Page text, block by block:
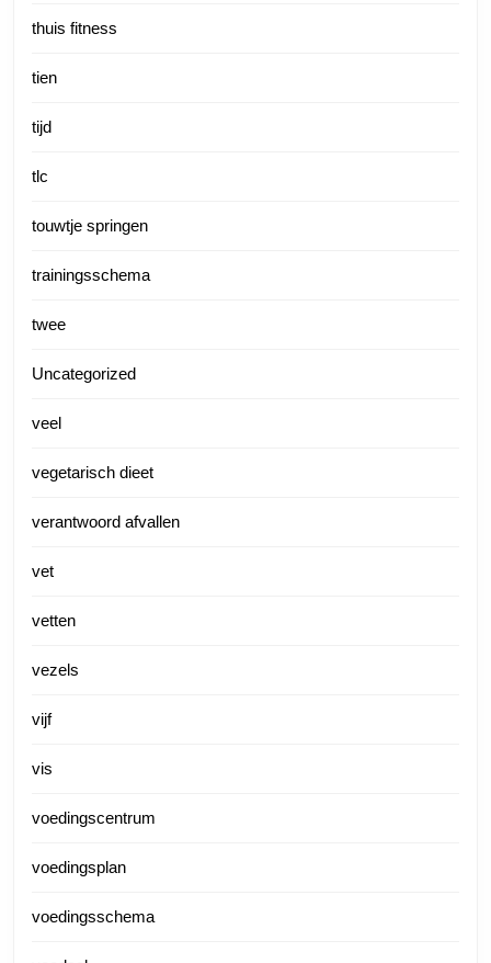
thuis fitness
tien
tijd
tlc
touwtje springen
trainingsschema
twee
Uncategorized
veel
vegetarisch dieet
verantwoord afvallen
vet
vetten
vezels
vijf
vis
voedingscentrum
voedingsplan
voedingsschema